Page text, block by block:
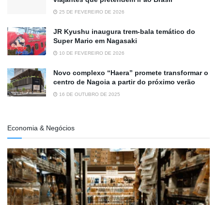
25 DE FEVEREIRO DE 2026
JR Kyushu inaugura trem-bala temático do
Super Mario em Nagasaki
10 DE FEVEREIRO DE 2026
Novo complexo “Haera” promete transformar o
centro de Nagoia a partir do próximo verão
16 DE OUTUBRO DE 2025
Economia & Negócios